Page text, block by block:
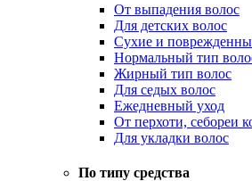
От выпадения волос
Для детских волос
Сухие и
Нормальный тип
Жирный тип волос
Для седых волос
Ежедневный уход
От перхоти, себореи
Для укладки волос
По типу средства